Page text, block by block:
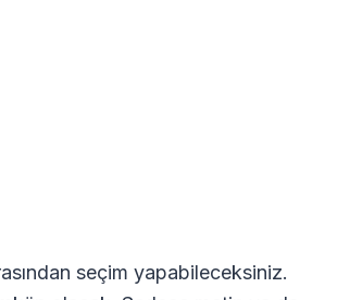
seçim yapabileceksiniz.